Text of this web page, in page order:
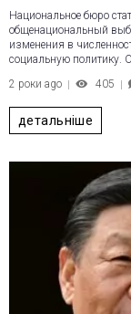
Национальное бюро
общенациональный
изменения в
социальную политику.
2 роки ago
405
детальніше